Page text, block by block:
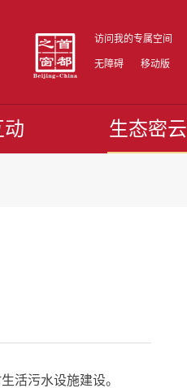
访问我的专属空间
无障碍 移动版
动 生态密云
活污水设施建设。